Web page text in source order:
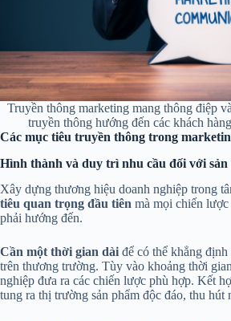
Truyền thông marketing mang thông điệp
truyền thông hướng đến các khách
Các mục tiêu truyền thông trong
Hình thành và duy trì nhu cầu đối với sản
Xây dựng thương hiệu doanh nghiệp trong
tiêu quan trọng đầu tiên mà mọi chiến
phải hướng đến.
Cần một thời gian dài để có thể khẳng
trên thương trường. Tùy vào khoảng thời
nghiệp đưa ra các chiến lược phù hợp. Kết
tung ra thị trường sản phẩm độc đáo, thu hút